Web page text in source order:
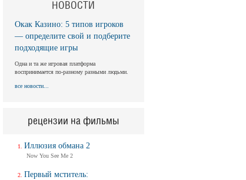
НОВОСТИ
Окак Казино: 5 типов игроков
— определите свой и подберите
подходящие игры
Одна и та же игровая платформа
воспринимается по-разному разными людьми.
все новости...
рецензии на фильмы
Иллюзия обмана 2
Now You See Me 2
Первый мститель: